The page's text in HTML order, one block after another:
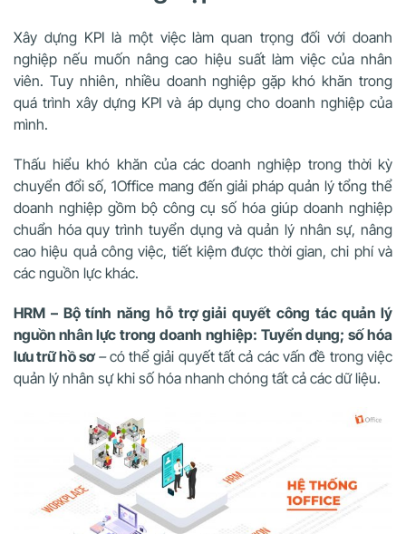
Xây dựng KPI là một việc làm quan trọng đối với doanh
nghiệp nếu muốn nâng cao hiệu suất làm việc của nhân
viên. Tuy nhiên, nhiều doanh nghiệp gặp khó khăn trong
quá trình xây dựng KPI và áp dụng cho doanh nghiệp của
mình.
Thấu hiểu khó khăn của các doanh nghiệp trong thời kỳ
chuyển đổi số, 1Office mang đến giải pháp quản lý tổng thể
doanh nghiệp gồm bộ công cụ số hóa giúp doanh nghiệp
chuẩn hóa quy trình tuyển dụng và quản lý nhân sự, nâng
cao hiệu quả công việc, tiết kiệm được thời gian, chi phí và
các nguồn lực khác.
HRM – Bộ tính năng hỗ trợ giải quyết công tác quản lý
nguồn nhân lực trong doanh nghiệp: Tuyển dụng; số hóa
lưu trữ hồ sơ –có thể giải quyết tất cả các vấn đề trong việc
quản lý nhân sự khi số hóa nhanh chóng tất cả các dữ liệu.